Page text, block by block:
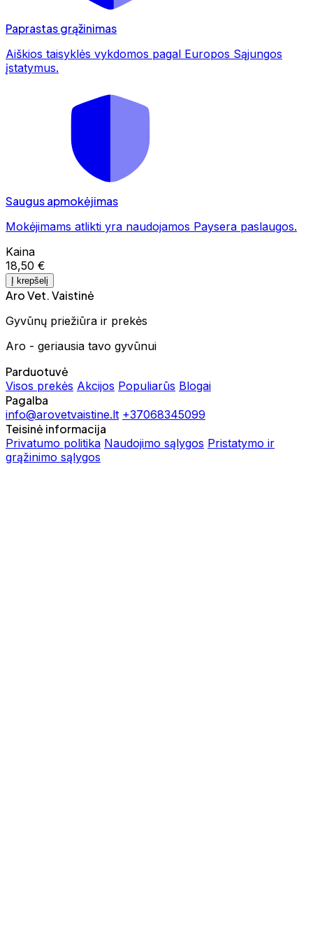
Paprastas grąžinimas
Aiškios taisyklės vykdomos pagal Europos Sąjungos
įstatymus.
Saugus apmokėjimas
Mokėjimams atlikti yra naudojamos Paysera paslaugos.
Kaina
18,50 €
Į krepšelį
Aro Vet. Vaistinė
Gyvūnų priežiūra ir prekės
Aro - geriausia tavo gyvūnui
Parduotuvė
Visos prekės Akcijos Populiarūs Blogai
Pagalba
info@arovetvaistine.lt +37068345099
Teisinė informacija
Privatumo politika Naudojimo sąlygos Pristatymo ir
grąžinimo sąlygos